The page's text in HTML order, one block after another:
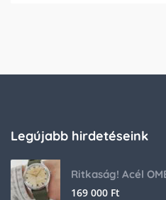
Legújabb hirdetéseink
169 000 Ft